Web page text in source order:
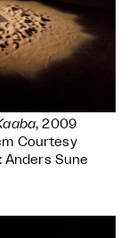
, 2009
Courtesy
Anders Sune